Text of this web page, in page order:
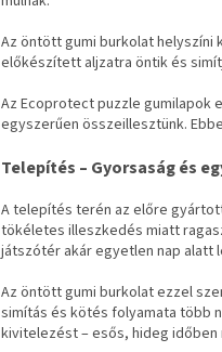
Az öntött gumi burkolat helyszíni
előkészített aljzatra öntik és
Az Ecoprotect puzzle gumilapok
egyszerűen összeillesztünk.
Telepítés – Gyorsaság és
A telepítés terén az előre
tökéletes illeszkedés miatt
játszótér akár egyetlen nap alatt
Az öntött gumi burkolat ezzel
simítás és kötés folyamata több
kivitelezést – esős, hideg